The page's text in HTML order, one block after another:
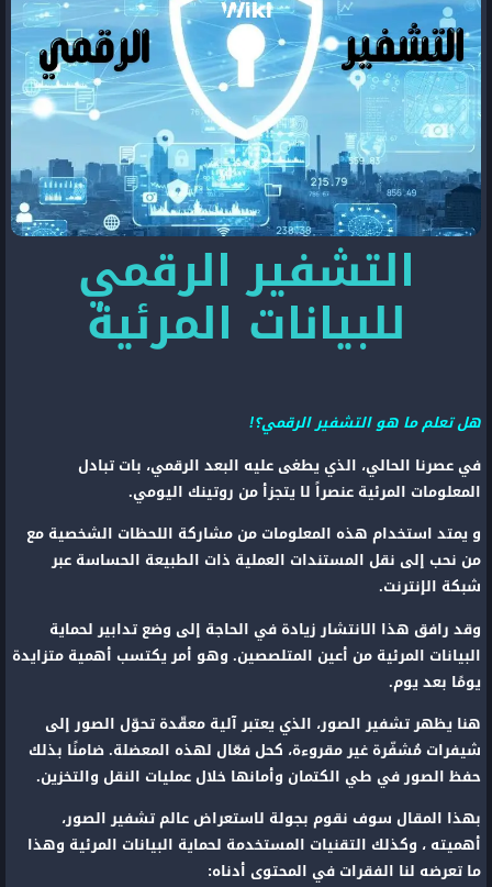
التشفير الرقمي
للبيانات المرئية
هل تعلم ما هو التشفير الرقمي؟!
في عصرنا الحالي، الذي يطغى عليه البعد الرقمي، بات تبادل
المعلومات المرئية عنصراً لا يتجزأ من روتينك اليومي.
و يمتد استخدام هذه المعلومات من مشاركة اللحظات الشخصية مع
من نحب إلى نقل المستندات العملية ذات الطبيعة الحساسة عبر
شبكة الإنترنت.
وقد رافق هذا الانتشار زيادة في الحاجة إلى وضع تدابير لحماية
البيانات المرئية من أعين المتلصصين. وهو أمر يكتسب أهمية متزايدة
يومًا بعد يوم.
هنا يظهر تشفير الصور، الذي يعتبر آلية معقّدة تحوّل الصور إلى
شيفرات مُشفّرة غير مقروءة، كحل فعّال لهذه المعضلة. ضامنًا بذلك
حفظ الصور في طي الكتمان وأمانها خلال عمليات النقل والتخزين.
بهذا المقال سوف نقوم بجولة لاستعراض عالم تشفير الصور،
أهميته ، وكذلك التقنيات المستخدمة لحماية البيانات المرئية وهذا
ما تعرضه لنا الفقرات في المحتوى أدناه: